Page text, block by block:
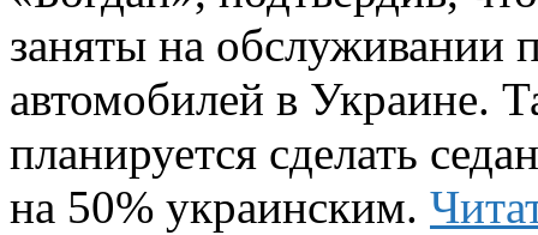
заняты на обслуживании
автомобилей в Украине.
планируется сделать
на 50% украинским.